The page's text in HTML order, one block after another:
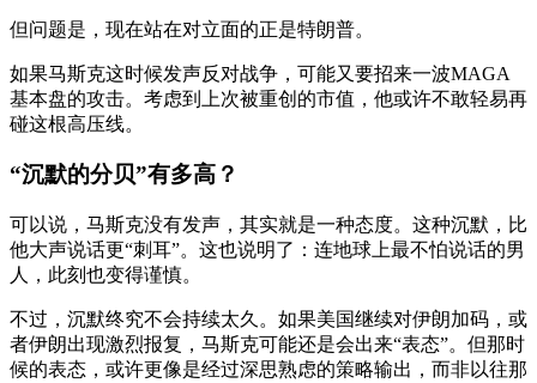
但问题是，现在站在对立面的正是特朗普。
如果马斯克这时候发声反对战争，可能又要招来一波MAGA
基本盘的攻击。考虑到上次被重创的市值，他或许不敢轻易再
碰这根高压线。
“沉默的分贝”有多高？
可以说，马斯克没有发声，其实就是一种态度。这种沉默，比
他大声说话更“刺耳”。这也说明了：连地球上最不怕说话的男
人，此刻也变得谨慎。
不过，沉默终究不会持续太久。如果美国继续对伊朗加码，或
者伊朗出现激烈报复，马斯克可能还是会出来“表态”。但那时
候的表态，或许更像是经过深思熟虑的策略输出，而非以往那